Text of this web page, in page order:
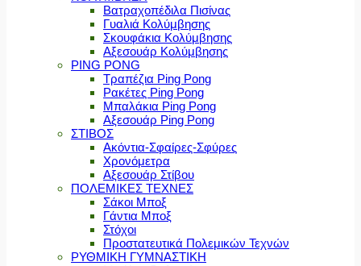
Βατραχοπέδιλα Πισίνας
Γυαλιά Κολύμβησης
Σκουφάκια Κολύμβησης
Αξεσουάρ Κολύμβησης
PING PONG
Τραπέζια Ping Pong
Ρακέτες Ping Pong
Μπαλάκια Ping Pong
Αξεσουάρ Ping Pong
ΣΤΙΒΟΣ
Ακόντια-Σφαίρες-Σφύρες
Χρονόμετρα
Αξεσουάρ Στίβου
ΠΟΛΕΜΙΚΕΣ ΤΕΧΝΕΣ
Σάκοι Μποξ
Γάντια Μποξ
Στόχοι
Προστατευτικά Πολεμικών Τεχνών
ΡΥΘΜΙΚΗ ΓΥΜΝΑΣΤΙΚΗ